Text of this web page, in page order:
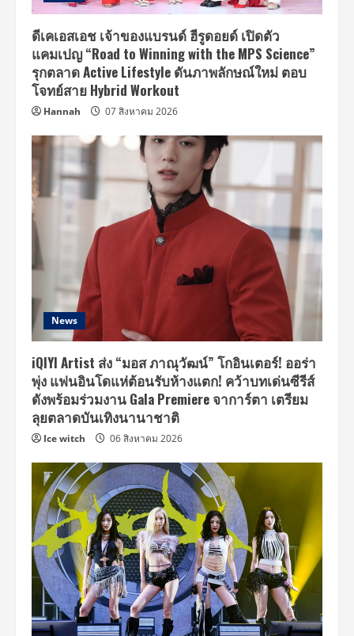
บันเทิง
มาตรฐาน
สากล
ดีเคเอสเอช เจ้าของแบรนด์ ฮีรูดอยด์ เปิดตัว
แคมเปญ “Road to Winning with the MPS Science”
รุกตลาด Active Lifestyle ดันภาพลักษณ์ใหม่ ตอบ
โจทย์สาย Hybrid Workout
Hannah 07 สิงหาคม 2026
News
iQIYI Artist ส่ง “มอส ภาณุวัฒน์” โกอินเตอร์! ออร่า
พุ่ง แฟนอินโดแห่ต้อนรับห้างแตก! คว้าบทเด่นซีรีส์
ดังพร้อมร่วมงาน Gala Premiere จาการ์ตา เตรียม
ลุยตลาดบันเทิงนานาชาติ
Ice witch 06 สิงหาคม 2026